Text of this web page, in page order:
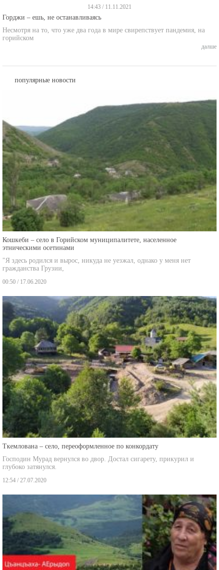
14:43 / 11.11.2021
Горджи – ешь, не останавливаясь
Несмотря на то, что уже два года в мире свирепствует пандемия, на
горийском
далше
популярные новости
Кошкеби – село в Горийском муниципалитете, населенное
этническими осетинами
"Я здесь родился и вырос, никуда не уезжал, однако у меня нет
гражданства Грузии,
00:50 / 17.06.2020
Ткемлована – село, переоформленное по конкордату
Господин Мурад вернулся во двор. Достал сигарету, прикурил и
глубоко затянулся.
12:54 / 27.07.2020